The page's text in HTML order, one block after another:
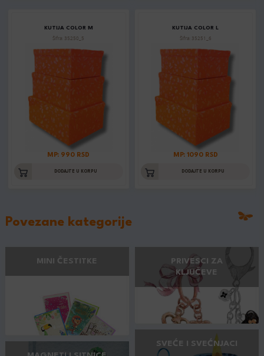
KUTIJA COLOR M
Šifra: 35250_5
MP: 990 RSD
DODAJTE U KORPU
KUTIJA COLOR L
Šifra: 35251_6
MP: 1090 RSD
DODAJTE U KORPU
Povezane kategorije
MINI ČESTITKE
PRIVESCI ZA
KLJUČEVE
SVEĆE I SVEĆNJACI